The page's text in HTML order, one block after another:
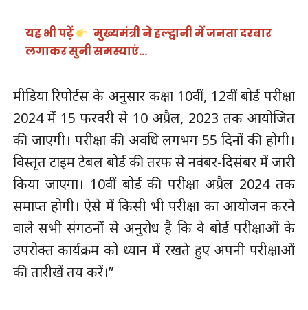
यह भी पढ़ें
मुख्यमंत्री ने हल्द्वानी में जनता दरबार
लगाकर सुनी समस्याएं…
मीडिया रिपोर्टस के अनुसार कक्षा 10वीं, 12वीं बोर्ड परीक्षा
2024 में 15 फरवरी से 10 अप्रैल, 2023 तक आयोजित
की जाएगी। परीक्षा की अवधि लगभग 55 दिनों की होगी।
विस्तृत टाइम टेबल बोर्ड की तरफ से नवंबर-दिसंबर में जारी
किया जाएगा। 10वीं बोर्ड की परीक्षा अप्रैल 2024 तक
समाप्त होगी। ऐसे में किसी भी परीक्षा का आयोजन करने
वाले सभी संगठनों से अनुरोध है कि वे बोर्ड परीक्षाओं के
उपरोक्त कार्यक्रम को ध्यान में रखते हुए अपनी परीक्षाओं
की तारीखें तय करें।”